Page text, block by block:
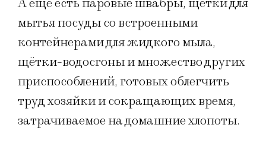
А ещё есть паровые швабры, щётки для
мытья посуды со встроенными
контейнерами для жидкого мыла,
щётки-водосгоны и множество других
приспособлений, готовых облегчить
труд хозяйки и сокращающих время,
затрачиваемое на домашние хлопоты.